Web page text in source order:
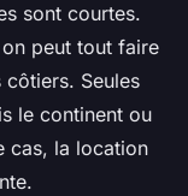
sont courtes.
peut tout faire
Seules
le continent ou
cas, la location